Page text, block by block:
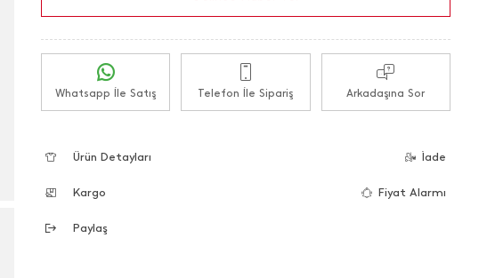
Whatsapp İle Satış Telefon İle Sipariş Arkadaşına Sor
Ürün Detayları İade
Kargo Fiyat Alarmı
Paylaş